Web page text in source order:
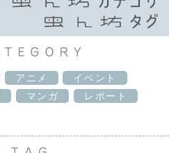
アニメ
イベント
マンガ
レポート